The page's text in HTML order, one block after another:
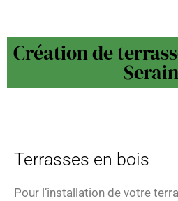
Création de
Terrasses en bois
Pour l’installation de votre